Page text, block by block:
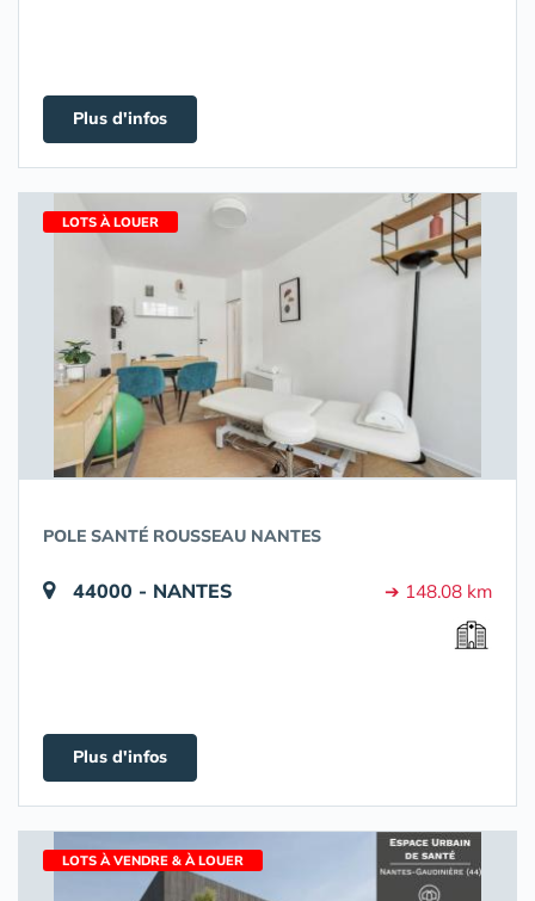
Plus d'infos
LOTS À LOUER
POLE SANTÉ ROUSSEAU NANTES
44000 - NANTES ➔ 148.08 km
Plus d'infos
LOTS À VENDRE & À LOUER